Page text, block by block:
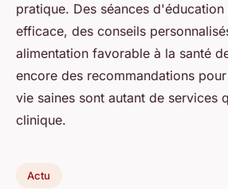
pratique. Des séances
efficace, des conseils
alimentation favorable à la santé
encore des recommandations
vie saines sont autant de services
clinique.
Actu